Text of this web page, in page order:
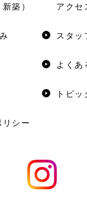
築）
アクセ
スタッ
よくあ
トピ
シー